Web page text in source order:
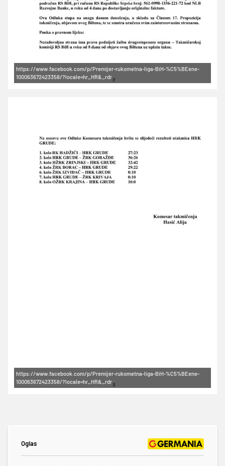
https://www.facebook.com/p/Premijer-rukometna-liga-BiH-%C5%BEene-
100063672423358/?locale=hr_HR&_rdr
https://www.facebook.com/p/Premijer-rukometna-liga-BiH-%C5%BEene-
100063672423358/?locale=hr_HR&_rdr
Oglas